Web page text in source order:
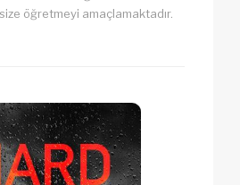
öğretmeyi amaçlamaktadır.